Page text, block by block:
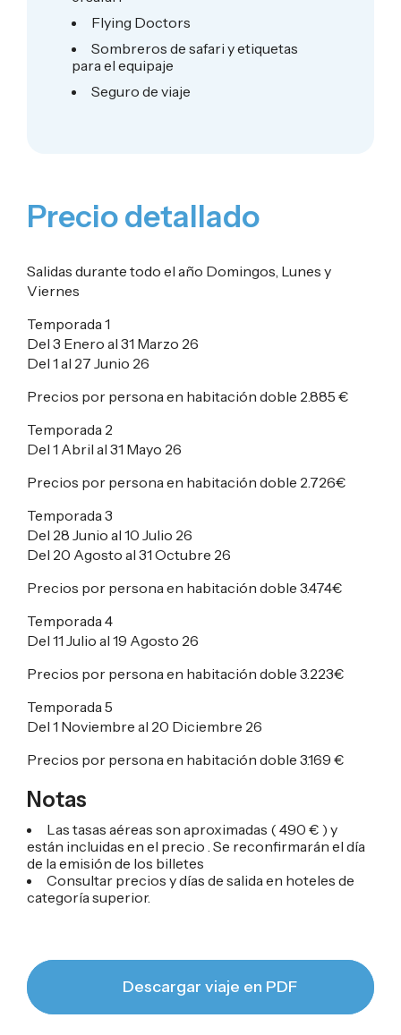
Flying Doctors
Sombreros de safari y etiquetas
para el equipaje
Seguro de viaje
Precio detallado
Salidas durante todo el año Domingos, Lunes y
Viernes
Temporada 1
Del 3 Enero al 31 Marzo 26
Del 1 al 27 Junio 26
Precios por persona en habitación doble 2.885 €
Temporada 2
Del 1 Abril al 31 Mayo 26
Precios por persona en habitación doble 2.726€
Temporada 3
Del 28 Junio al 10 Julio 26
Del 20 Agosto al 31 Octubre 26
Precios por persona en habitación doble 3.474€
Temporada 4
Del 11 Julio al 19 Agosto 26
Precios por persona en habitación doble 3.223€
Temporada 5
Del 1 Noviembre al 20 Diciembre 26
Precios por persona en habitación doble 3.169 €
Notas
Las tasas aéreas son aproximadas ( 490 € ) y
están incluidas en el precio . Se reconfirmarán el día
de la emisión de los billetes
Consultar precios y días de salida en hoteles de
categoría superior.
Descargar viaje en PDF